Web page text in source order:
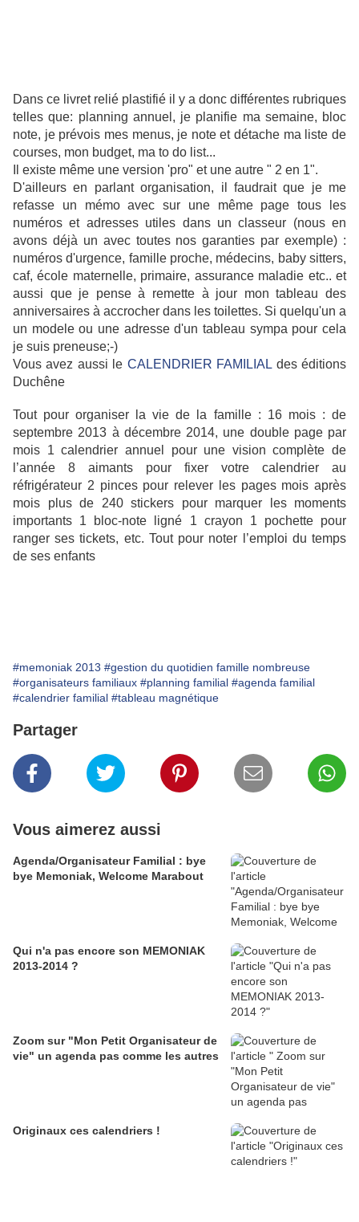
Dans ce livret relié plastifié il y a donc différentes rubriques
telles que: planning annuel, je planifie ma semaine, bloc
note, je prévois mes menus, je note et détache ma liste de
courses, mon budget, ma to do list...
Il existe même une version 'pro" et une autre " 2 en 1".
D'ailleurs en parlant organisation, il faudrait que je me
refasse un mémo avec sur une même page tous les
numéros et adresses utiles dans un classeur (nous en
avons déjà un avec toutes nos garanties par exemple) :
numéros d'urgence, famille proche, médecins, baby sitters,
caf, école maternelle, primaire, assurance maladie etc.. et
aussi que je pense à remette à jour mon tableau des
anniversaires à accrocher dans les toilettes. Si quelqu'un a
un modele ou une adresse d'un tableau sympa pour cela
je suis preneuse;-)
Vous avez aussi le CALENDRIER FAMILIAL des éditions
Duchêne
Tout pour organiser la vie de la famille : 16 mois : de
septembre 2013 à décembre 2014, une double page par
mois 1 calendrier annuel pour une vision complète de
l’année 8 aimants pour fixer votre calendrier au
réfrigérateur 2 pinces pour relever les pages mois après
mois plus de 240 stickers pour marquer les moments
importants 1 bloc-note ligné 1 crayon 1 pochette pour
ranger ses tickets, etc. Tout pour noter l’emploi du temps
de ses enfants
#memoniak 2013 #gestion du quotidien famille nombreuse
#organisateurs familiaux #planning familial #agenda familial
#calendrier familial #tableau magnétique
Partager
Vous aimerez aussi
Agenda/Organisateur Familial : bye
bye Memoniak, Welcome Marabout
Qui n'a pas encore son MEMONIAK
2013-2014 ?
Zoom sur "Mon Petit Organisateur de
vie" un agenda pas comme les autres
Originaux ces calendriers !